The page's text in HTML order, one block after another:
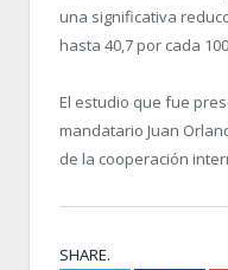
una significativa
hasta 40,7 por cada
El estudio que fue
mandatario Juan
de la cooperación
SHARE.